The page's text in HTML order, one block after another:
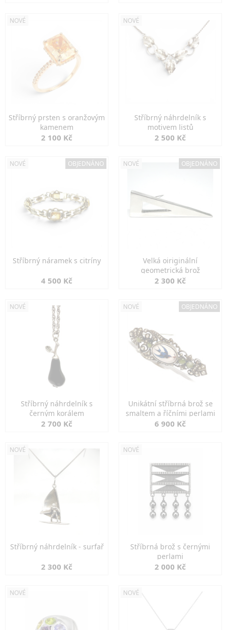
NOVÉ
Stříbrný prsten s oranžovým
kamenem
2 100 Kč
NOVÉ
Stříbrný náhrdelník s
motivem listů
2 500 Kč
NOVÉ OBJEDNÁNO
Stříbrný náramek s citríny
4 500 Kč
NOVÉ OBJEDNÁNO
Velká oiriginální
geometrická brož
2 300 Kč
NOVÉ
Stříbrný náhrdelník s
černým korálem
2 700 Kč
NOVÉ OBJEDNÁNO
Unikátní stříbrná brož se
smaltem a říčními perlami
6 900 Kč
NOVÉ
Stříbrný náhrdelník - surfař
2 300 Kč
NOVÉ
Stříbrná brož s černými
perlami
2 000 Kč
NOVÉ NOVÉ